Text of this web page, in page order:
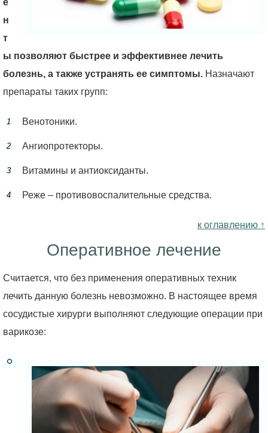
е
н
т
ы позволяют быстрее и эффективнее лечить
болезнь, а также устранять ее симптомы. Назначают
препараты таких групп:
Венотоники.
Ангиопротекторы.
Витамины и антиоксиданты.
Реже – противовоспалительные средства.
к оглавлению ↑
Оперативное лечение
Считается, что без применения оперативных техник
лечить данную болезнь невозможно. В настоящее время
сосудистые хирурги выполняют следующие операции при
варикозе: